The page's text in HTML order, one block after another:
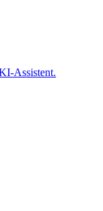
Assistent.